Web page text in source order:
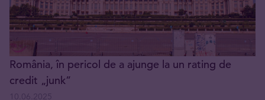
România, în pericol de a ajunge la un rating de
credit „junk”